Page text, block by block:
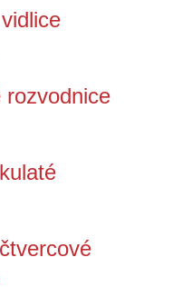
rozvodnice